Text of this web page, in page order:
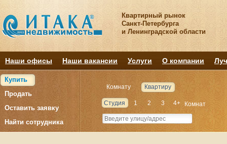
Квартирный рынок
Санкт-Петербурга
и Ленинградской области
Наши офисы Наши вакансии Услуги О компании
Купить
Продать
Оставить заявку
Найти сотрудника
Комнату Квартиру
Студия 1 2 3 4+ Комнат